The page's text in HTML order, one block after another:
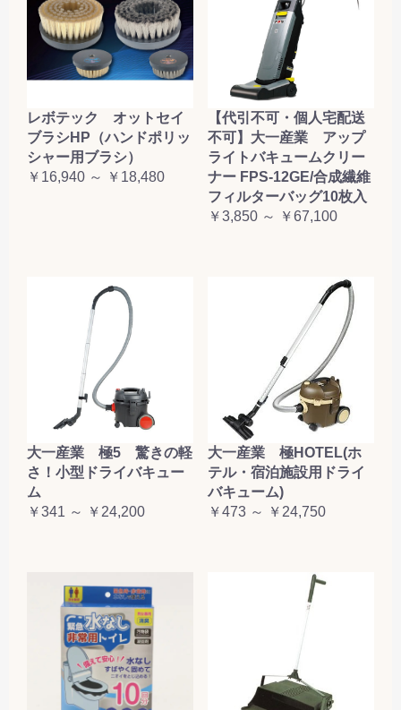
レボテック オットセイ
ブラシHP（ハンドポリッ
シャー用ブラシ）
￥16,940 ～ ￥18,480
【代引不可・個人宅配送
不可】大一産業 アップ
ライトバキュームクリー
ナー FPS-12GE/合成繊維
フィルターバッグ10枚入
￥3,850 ～ ￥67,100
大一産業 極5 驚きの軽
さ！小型ドライバキュー
ム
￥341 ～ ￥24,200
大一産業 極HOTEL(ホ
テル・宿泊施設用ドライ
バキューム)
￥473 ～ ￥24,750